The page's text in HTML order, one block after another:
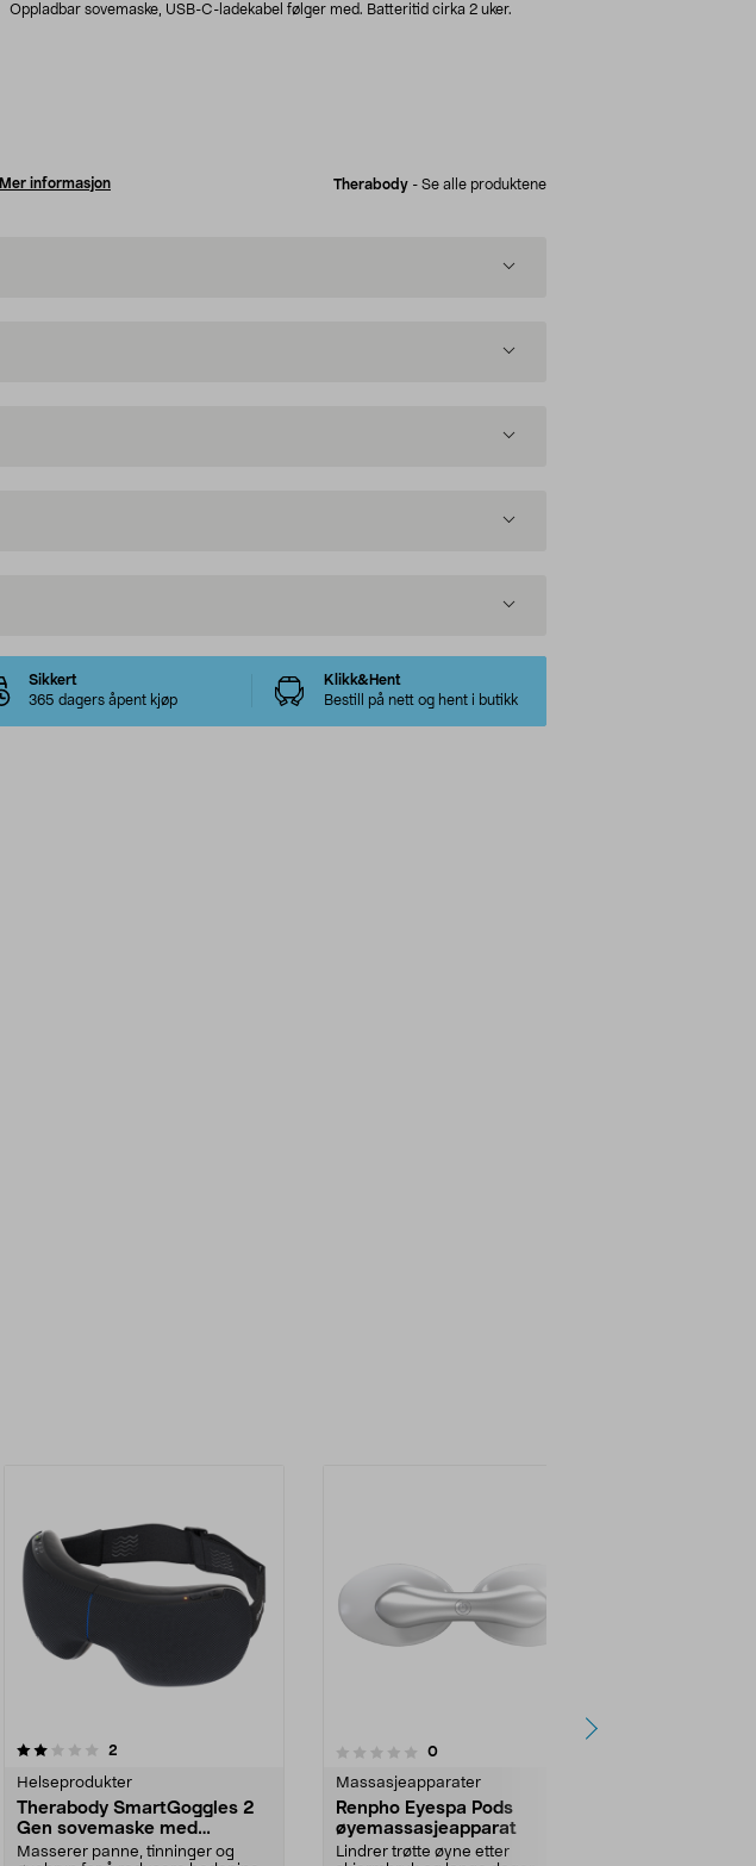
Oppladbar sovemaske, USB-C-ladekabel følger med. Batteritid cirka 2 uker.
Mer informasjon Therabody - Se alle produktene
Sikkert
365 dagers åpent kjøp
Klikk&Hent
Bestill på nett og hent i butikk
2
Helseprodukter
Therabody SmartGoggles 2
Gen sovemaske med
massasje
Masserer panne, tinninger og
0.0 av 5 stjerner 0anmeldelser
Massasjeapparater
Renpho Eyespa Pods
øyemassasjeapparat
Lindrer trøtte øyne etter